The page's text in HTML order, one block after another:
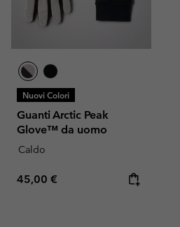
Nuovi Colori
Guanti Arctic Peak
Glove™ da uomo
Caldo
Regular price:
45,00 €